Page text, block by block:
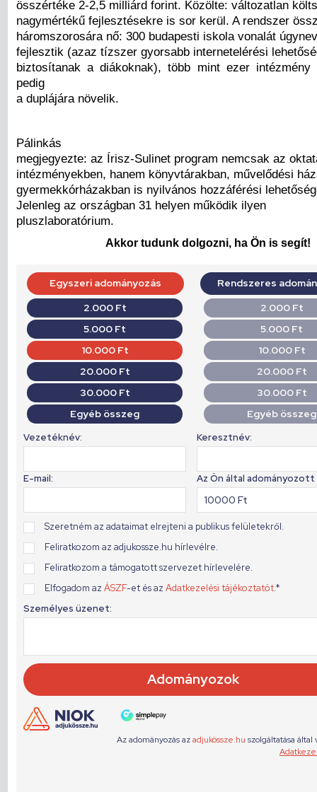
összértéke 2-2,5 milliárd forint. Közölte: változatlan
nagymértékű fejlesztésekre is sor kerül. A rendszer
háromszorosára nő: 300 budapesti iskola vonalát
fejlesztik (azaz tízszer gyorsabb internetelérési
biztosítanak a diákoknak), több mint ezer intézmény
pedig
a duplájára növelik.
Pálinkás
megjegyezte: az Írisz-Sulinet program nemcsak az
intézményekben, hanem könyvtárakban, művelődési
gyermekkórházakban is nyilvános hozzáférési
Jelenleg az országban 31 helyen működik ilyen
pluszlaboratórium.
Akkor tudunk dolgozni, ha Ön is segít!